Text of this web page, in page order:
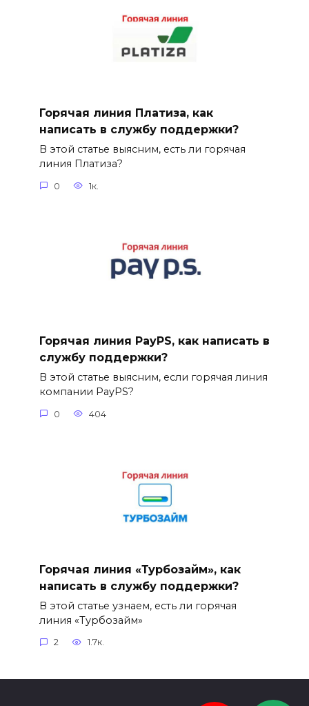
Горячая линия Платиза, как
написать в службу поддержки?
В этой статье выясним, есть ли горячая
линия Платиза?
0 1к.
Горячая линия PayPS, как написать в
службу поддержки?
В этой статье выясним, если горячая линия
компании PayPS?
0 404
Горячая линия «Турбозайм», как
написать в службу поддержки?
В этой статье узнаем, есть ли горячая
линия «Турбозайм»
2 1.7к.